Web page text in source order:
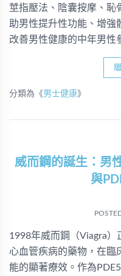
莖指壓法、陰囊按摩、恥
助男性提升性功能、增強
改善男性健康的中年男性
分類為《男士健康》
威而鋼的誕生：男
與
1998年威而鋼（Viagra
心血管疾病的藥物，在臨
能的顯著療效。作為